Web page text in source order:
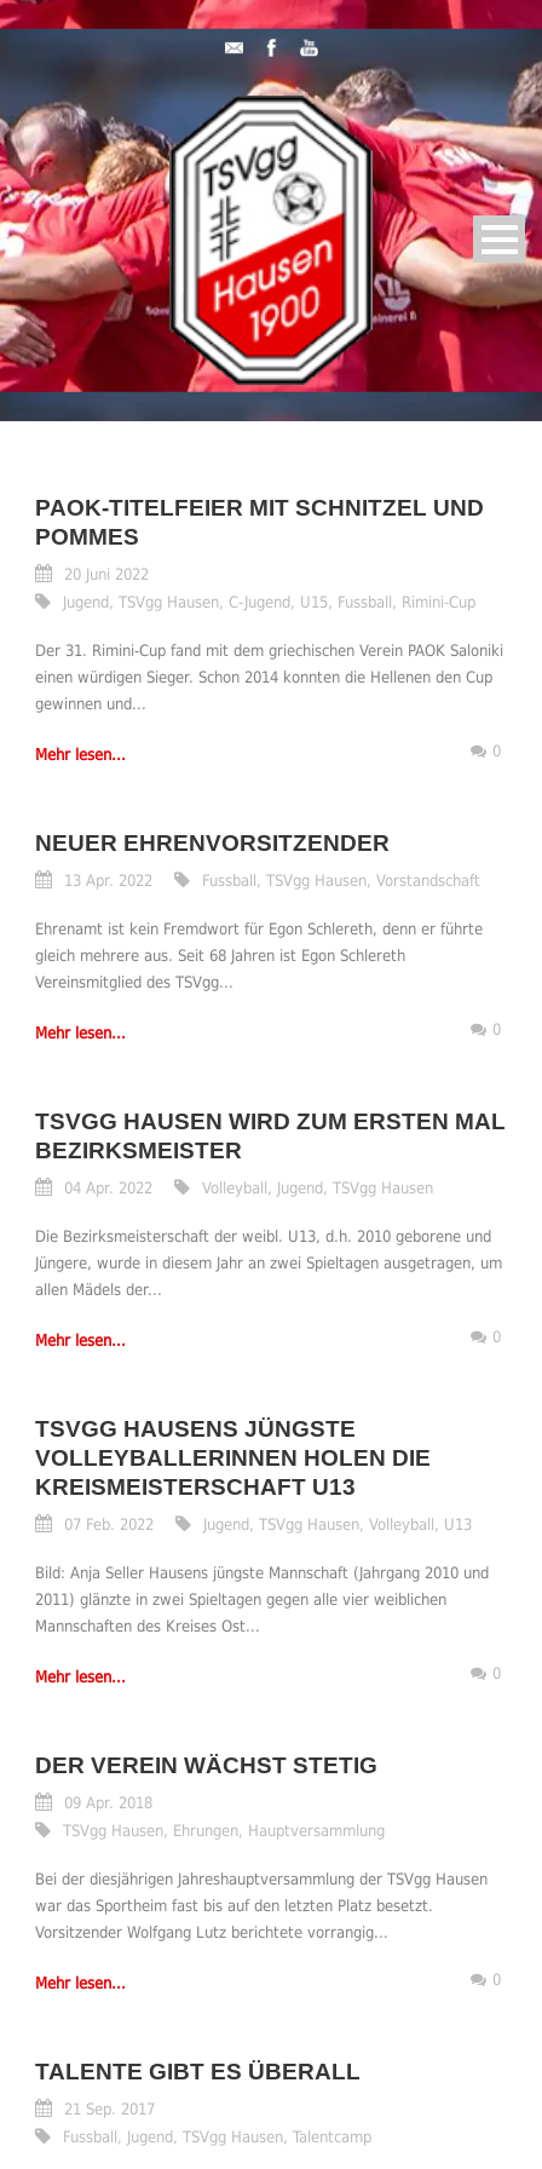
PAOK-TITELFEIER MIT SCHNITZEL UND
POMMES
20 Juni 2022
Jugend, TSVgg Hausen, C-Jugend, U15, Fussball, Rimini-Cup
Der 31. Rimini-Cup fand mit dem griechischen Verein PAOK Saloniki
einen würdigen Sieger. Schon 2014 konnten die Hellenen den Cup
gewinnen und...
Mehr lesen... 0
NEUER EHRENVORSITZENDER
13 Apr. 2022 Fussball, TSVgg Hausen, Vorstandschaft
Ehrenamt ist kein Fremdwort für Egon Schlereth, denn er führte
gleich mehrere aus. Seit 68 Jahren ist Egon Schlereth
Vereinsmitglied des TSVgg...
Mehr lesen... 0
TSVGG HAUSEN WIRD ZUM ERSTEN MAL
BEZIRKSMEISTER
04 Apr. 2022 Volleyball, Jugend, TSVgg Hausen
Die Bezirksmeisterschaft der weibl. U13, d.h. 2010 geborene und
Jüngere, wurde in diesem Jahr an zwei Spieltagen ausgetragen, um
allen Mädels der...
Mehr lesen... 0
TSVGG HAUSENS JÜNGSTE
VOLLEYBALLERINNEN HOLEN DIE
KREISMEISTERSCHAFT U13
07 Feb. 2022 Jugend, TSVgg Hausen, Volleyball, U13
Bild: Anja Seller Hausens jüngste Mannschaft (Jahrgang 2010 und
2011) glänzte in zwei Spieltagen gegen alle vier weiblichen
Mannschaften des Kreises Ost...
Mehr lesen... 0
DER VEREIN WÄCHST STETIG
09 Apr. 2018
TSVgg Hausen, Ehrungen, Hauptversammlung
Bei der diesjährigen Jahreshauptversammlung der TSVgg Hausen
war das Sportheim fast bis auf den letzten Platz besetzt.
Vorsitzender Wolfgang Lutz berichtete vorrangig...
Mehr lesen... 0
TALENTE GIBT ES ÜBERALL
21 Sep. 2017
Fussball, Jugend, TSVgg Hausen, Talentcamp